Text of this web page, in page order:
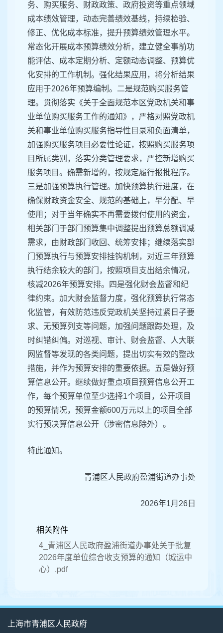
务、购买服务、财政政策、政府投资等重点领域
成本绩效管理，动态完善绩效基线，持续检验、
修正、优化成本标准，提升预算绩效管理水平。
常态化开展成本预算绩效分析，建立健全事前功
能评估、成本定期分析、定额动态调整、预算优
化安排的工作机制。强化结果应用，将分析结果
应用于2026年预算编制。二是规范购买服务管
理。贯彻落实《关于全面规范本区党政机关和事
业单位购买服务工作的通知》，严格对照党政机
关和事业单位购买服务指导性目录和负面清单，
加强购买服务项目必要性论证，按照购买服务项
目所属类别，落实分类管理要求，严控新增购买
服务项目。确需新增的，按规定履行报批程序。
三是加强预算执行管理。加快预算执行进度，在
确保财政资金安全、规范的基础上，早分配、早
使用；对于当年确实不再需要拨付使用的资金，
相关部门于部门预算集中调整提出预算总额调减
需求，由财政部门收回、统筹安排；继续落实部
门预算执行与预算安排挂钩机制，对近三年预算
执行结余较大的部门，按照项目支出结余情况，
核减2026年预算安排。四是强化财会监督和纪
律约束。加大财会监督力度，强化预算执行常态
化监管，有效防范违反党政机关坚持过紧日子要
求、无预算列支等问题，加强问题跟踪处理，及
时纠错纠偏。对巡视、审计、财会监督、人大联
网监督等发现的各类问题，提出切实有效的整改
措施，并作为预算安排的重要依据。五是做好预
算信息公开。继续做好重点项目预算信息公开工
作，每个预算单位至少选择1个项目，公开项目
的预算情况，预算金额600万元以上的项目全部
实行预决算信息公开（涉密信息除外）。
特此通知。
青浦区人民政府盈浦街道办事处
2026年1月26日
相关附件
4_青浦区人民政府盈浦街道办事处关于批复
2026年度单位综合收支预算的通知（城运中
心）.pdf
上海市青浦区人民政府